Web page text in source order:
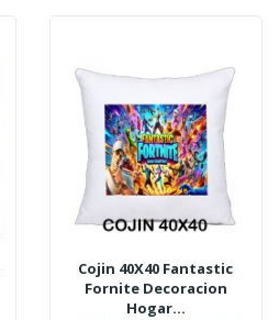
Cojin 40X40 Fantastic
Fornite Decoracion
Hogar...